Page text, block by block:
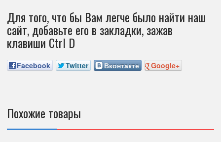
Для того, что бы Вам легче было найти наш
сайт, добавьте его в закладки, зажав
клавиши Ctrl D
Facebook Twitter Вконтакте Google+
Похожие товары